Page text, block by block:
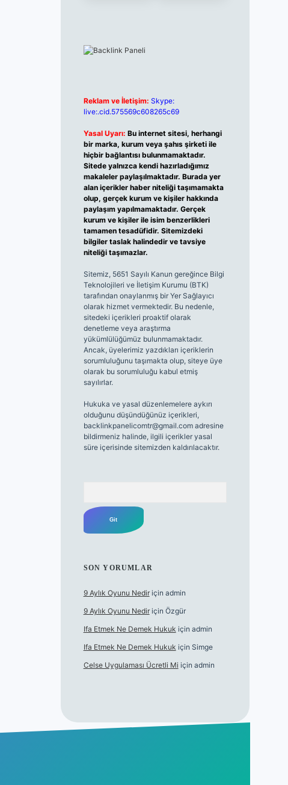
Reklam ve İletişim: Skype:
live:.cid.575569c608265c69
Yasal Uyarı: Bu internet sitesi, herhangi
bir marka, kurum veya şahıs şirketi ile
hiçbir bağlantısı bulunmamaktadır.
Sitede yalnızca kendi hazırladığımız
makaleler paylaşılmaktadır. Burada yer
alan içerikler haber niteliği taşımamakta
olup, gerçek kurum ve kişiler hakkında
paylaşım yapılmamaktadır. Gerçek
kurum ve kişiler ile isim benzerlikleri
tamamen tesadüfidir. Sitemizdeki
bilgiler taslak halindedir ve tavsiye
niteliği taşımazlar.
Sitemiz, 5651 Sayılı Kanun gereğince Bilgi
Teknolojileri ve İletişim Kurumu (BTK)
tarafından onaylanmış bir Yer Sağlayıcı
olarak hizmet vermektedir. Bu nedenle,
sitedeki içerikleri proaktif olarak
denetleme veya araştırma
yükümlülüğümüz bulunmamaktadır.
Ancak, üyelerimiz yazdıkları içeriklerin
sorumluluğunu taşımakta olup, siteye üye
olarak bu sorumluluğu kabul etmiş
sayılırlar.
Hukuka ve yasal düzenlemelere aykırı
olduğunu düşündüğünüz içerikleri,
backlinkpanelicomtr@gmail.comadresine
bildirmeniz halinde, ilgili içerikler yasal
süre içerisinde sitemizden kaldırılacaktır.
SON YORUMLAR
9 Aylık Oyunu Nediriçin admin
9 Aylık Oyunu Nediriçin Özgür
Ifa Etmek Ne Demek Hukuk için admin
Ifa Etmek Ne Demek Hukuk için Simge
Celse Uygulaması Ücretli Mi için admin